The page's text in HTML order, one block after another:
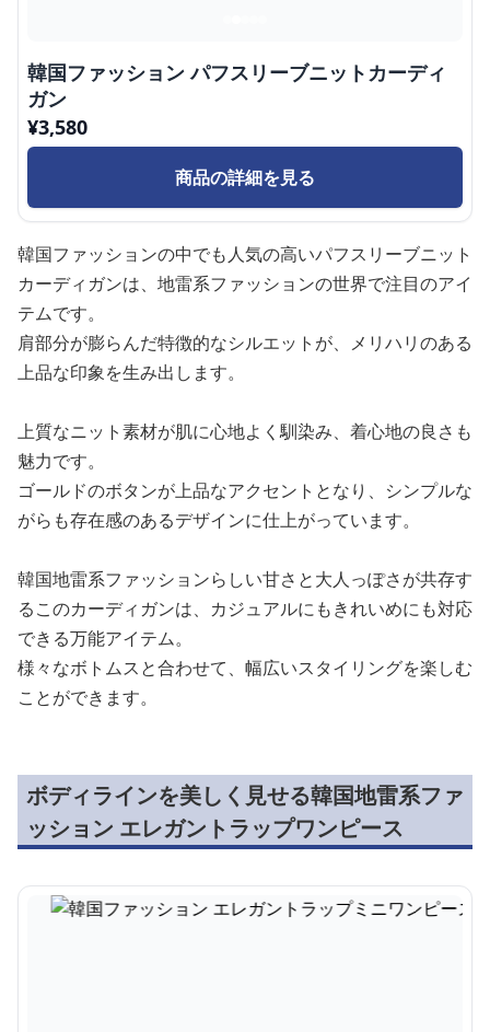
韓国ファッション パフスリーブニットカーディ
ガン
¥3,580
商品の詳細を見る
韓国ファッションの中でも人気の高いパフスリーブニット
カーディガンは、地雷系ファッションの世界で注目のアイ
テムです。
肩部分が膨らんだ特徴的なシルエットが、メリハリのある
上品な印象を生み出します。
上質なニット素材が肌に心地よく馴染み、着心地の良さも
魅力です。
ゴールドのボタンが上品なアクセントとなり、シンプルな
がらも存在感のあるデザインに仕上がっています。
韓国地雷系ファッションらしい甘さと大人っぽさが共存す
るこのカーディガンは、カジュアルにもきれいめにも対応
できる万能アイテム。
様々なボトムスと合わせて、幅広いスタイリングを楽しむ
ことができます。
ボディラインを美しく見せる韓国地雷系ファ
ッション エレガントラップワンピース